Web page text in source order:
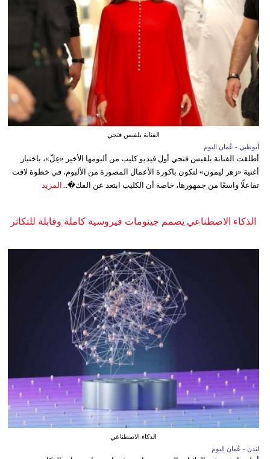
الفنانة بلقيس فتحي
أبوظبي - عُمان اليوم
أطلقت الفنانة بلقيس فتحي أول فيديو كليب من ألبومها الأخير «غِلّ»، باختيار
أغنية «زهر ليمون» لتكون باكورة الأعمال المصورة من الألبوم، في خطوة لاقت
تفاعلًا واسعًا من جمهورها، خاصة أن الكليب ابتعد عن الفك�... المزيد
الذكاء الاصطناعي يصمم جينومات فيروسية كاملة وقابلة للتكاثر
الذكاء الاصطناعي
لندن - عُمان اليوم